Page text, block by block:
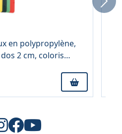
en polypropylène,
2 cm, coloris
Next